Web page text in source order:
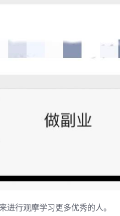
行观摩学习更多优秀的人。